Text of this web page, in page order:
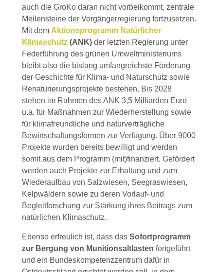
auch die GroKo daran nicht vorbeikommt, zentrale
Meilensteine der Vorgängerregierung fortzusetzen.
Mit dem Aktionsprogramm Natürlicher
Klimaschutz(ANK)der letzten Regierung unter
Federführung des grünen Umweltministeriums
bleibt also die bislang umfangreichste Förderung
der Geschichte für Klima- und Naturschutz sowie
Renaturierungsprojekte bestehen. Bis 2028
stehen im Rahmen des ANK 3,5 Milliarden Euro
u.a. für Maßnahmen zur Wiederherstellung sowie
für klimafreundliche und naturverträgliche
Bewirtschaftungsformen zur Verfügung. Über 9000
Projekte wurden bereits bewilligt und werden
somit aus dem Programm (mit)finanziert. Gefördert
werden auch Projekte zur Erhaltung und zum
Wiederaufbau von Salzwiesen, Seegraswiesen,
Kelpwäldern sowie zu deren Vorlauf- und
Begleitforschung zur Stärkung ihres Beitrags zum
natürlichen Klimaschutz.
Ebenso erfreulich ist, dass das Sofortprogramm
zur Bergung von Munitionsaltlasten fortgeführt
und ein Bundeskompetenzzentrum dafür in